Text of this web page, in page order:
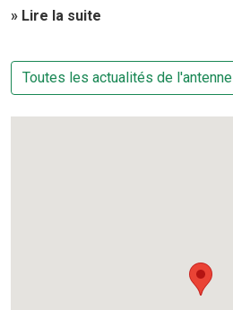
» Lire la suite
Toutes les actualités de l'antenne